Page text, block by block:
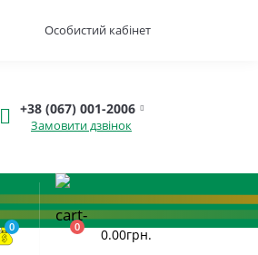
Особистий кабінет
+38 (067) 001-2006
Замовити дзвінок
0 0 0.00грн.